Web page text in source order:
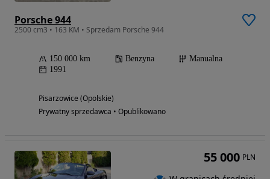
Porsche 944
2500 cm3 • 163 KM • Sprzedam Porsche 944
150 000 km Benzyna
Manualna
1991
Pisarzowice (Opolskie)
Prywatny sprzedawca • Opublikowano
55 000 PLN